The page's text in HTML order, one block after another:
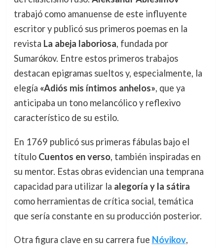
trabajó como amanuense de este influyente
escritor y publicó sus primeros poemas en la
revista La abeja laboriosa, fundada por
Sumarókov. Entre estos primeros trabajos
destacan epigramas sueltos y, especialmente, la
elegía «Adiós mis íntimos anhelos», que ya
anticipaba un tono melancólico y reflexivo
característico de su estilo.
En 1769 publicó sus primeras fábulas bajo el
título Cuentos en verso, también inspiradas en
su mentor. Estas obras evidencian una temprana
capacidad para utilizar la alegoría y la sátira
como herramientas de crítica social, temática
que sería constante en su producción posterior.
Otra figura clave en su carrera fue Nóvikov,